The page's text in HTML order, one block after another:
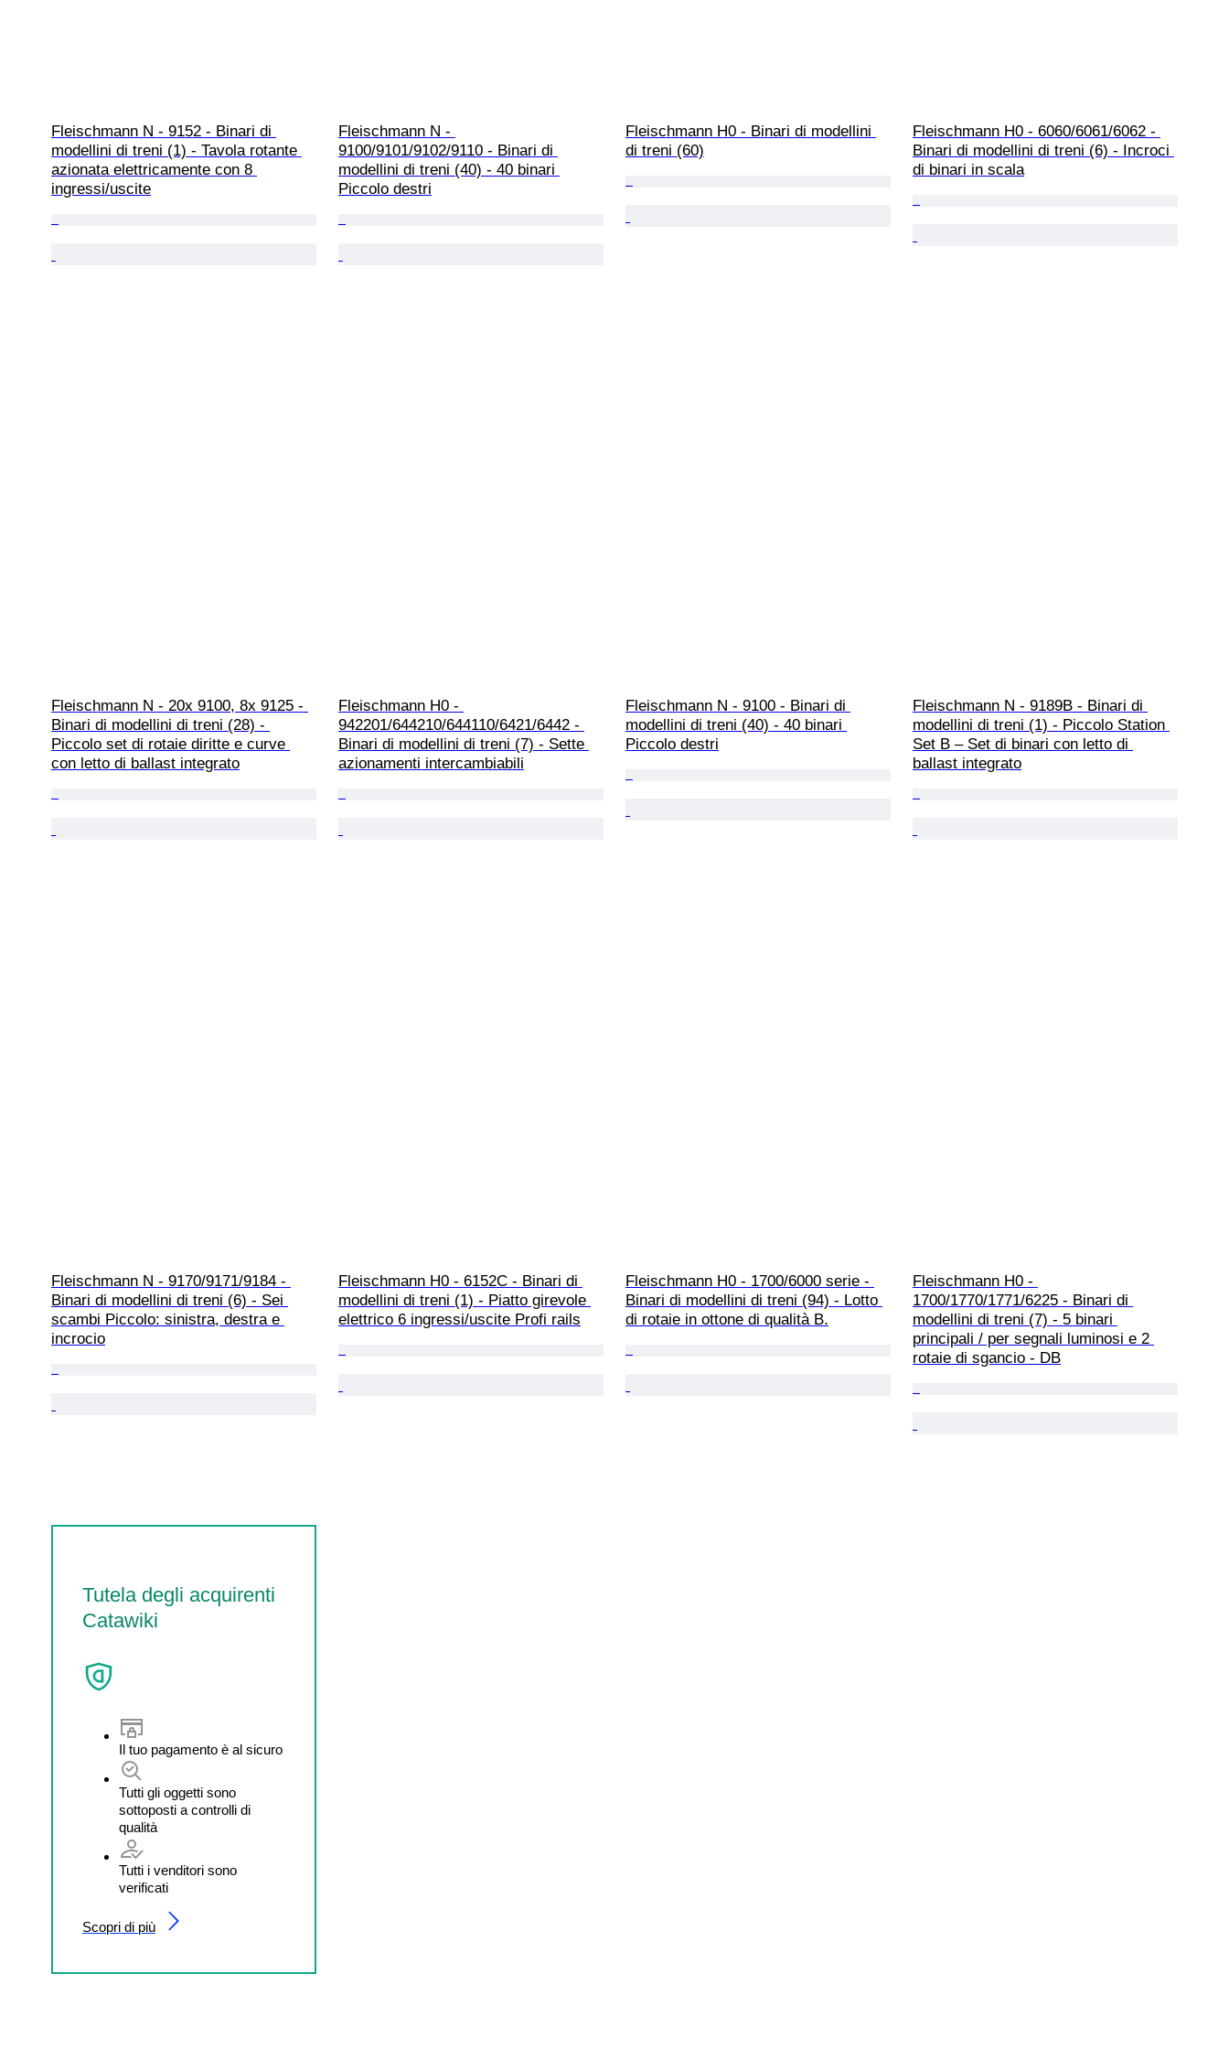
Fleischmann N - 9152 - Binari di
modellini di treni (1) - Tavola rotante
azionata elettricamente con 8
ingressi/uscite
Fleischmann N -
9100/9101/9102/9110 - Binari di
modellini di treni (40) - 40 binari
Piccolo destri
Fleischmann H0 - Binari di modellini
di treni (60)
Fleischmann H0 - 6060/6061/6062 -
Binari di modellini di treni (6) - Incroci
di binari in scala
Fleischmann N - 20x 9100, 8x 9125 -
Binari di modellini di treni (28) -
Piccolo set di rotaie diritte e curve
con letto di ballast integrato
Fleischmann H0 -
942201/644210/644110/6421/6442 -
Binari di modellini di treni (7) - Sette
azionamenti intercambiabili
Fleischmann N - 9100 - Binari di
modellini di treni (40) - 40 binari
Piccolo destri
Fleischmann N - 9189B - Binari di
modellini di treni (1) - Piccolo Station
Set B – Set di binari con letto di
ballast integrato
Fleischmann N - 9170/9171/9184 -
Binari di modellini di treni (6) - Sei
scambi Piccolo: sinistra, destra e
incrocio
Fleischmann H0 - 6152C - Binari di
modellini di treni (1) - Piatto girevole
elettrico 6 ingressi/uscite Profi rails
Fleischmann H0 - 1700/6000 serie -
Binari di modellini di treni (94) - Lotto
di rotaie in ottone di qualità B.
Fleischmann H0 -
1700/1770/1771/6225 - Binari di
modellini di treni (7) - 5 binari
principali / per segnali luminosi e 2
rotaie di sgancio - DB
Tutela degli acquirenti
Catawiki
Il tuo pagamento è al sicuro
Tutti gli oggetti sono
sottoposti a controlli di
qualità
Tutti i venditori sono
verificati
Scopri di più